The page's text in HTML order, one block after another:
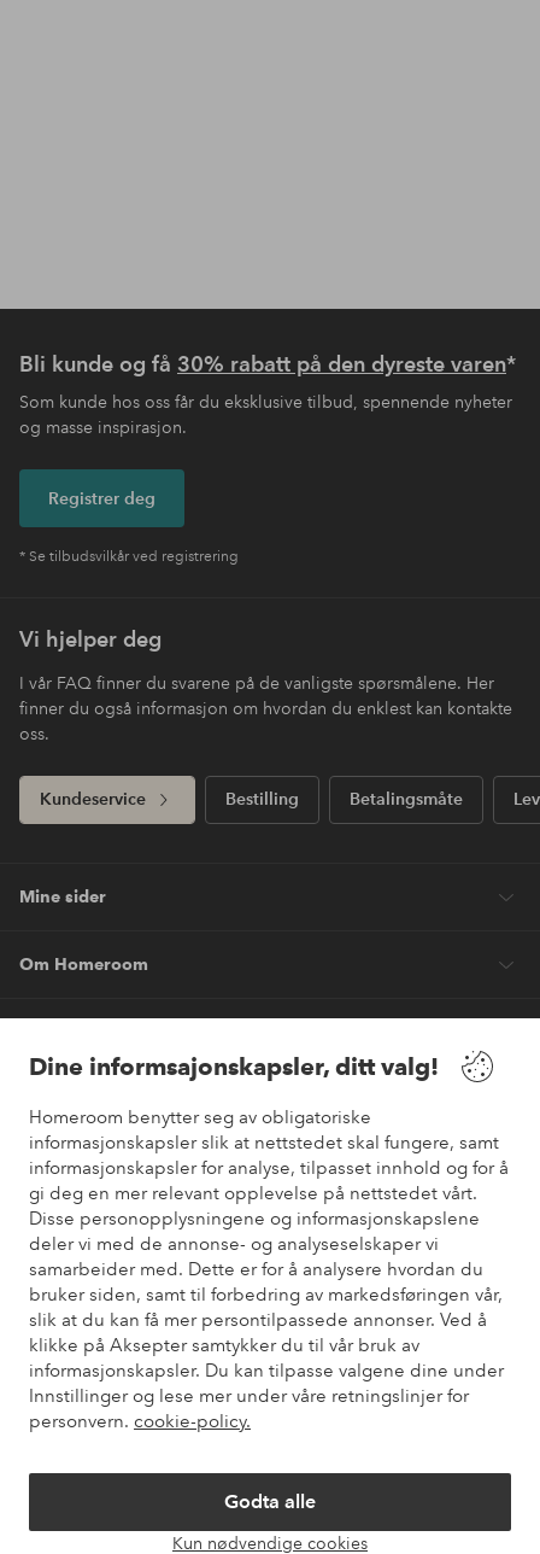
Dine informsajonskapsler, ditt valg!
Homeroom benytter seg av obligatoriske
informasjonskapsler slik at nettstedet skal fungere, samt
informasjonskapsler for analyse, tilpasset innhold og for å
gi deg en mer relevant opplevelse på nettstedet vårt.
Disse personopplysningene og informasjonskapslene
deler vi med de annonse- og analyseselskaper vi
samarbeider med. Dette er for å analysere hvordan du
bruker siden, samt til forbedring av markedsføringen vår,
slik at du kan få mer persontilpassede annonser. Ved å
klikke på Aksepter samtykker du til vår bruk av
informasjonskapsler. Du kan tilpasse valgene dine under
Innstillinger og lese mer under våre retningslinjer for
personvern. cookie-policy.
Godta alle
Kun nødvendige cookies
Bli kunde og få 30% rabatt på den dyreste varen*
Som kunde hos oss får du eksklusive tilbud, spennende nyheter
og masse inspirasjon.
Registrer deg
* Se tilbudsvilkår ved registrering
Vi hjelper deg
I vår FAQ finner du svarene på de vanligste spørsmålene. Her
finner du også informasjon om hvordan du enklest kan kontakte
oss.
Kundeservice Bestilling Betalingsmåte
Mine sider
Om Homeroom
Venner
Sikre betalinger
Vil du vite mer om våre betalingsalternativer?
elpy